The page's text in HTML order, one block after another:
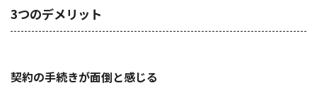
3つのデメリット
契約の手続きが面倒と感じる